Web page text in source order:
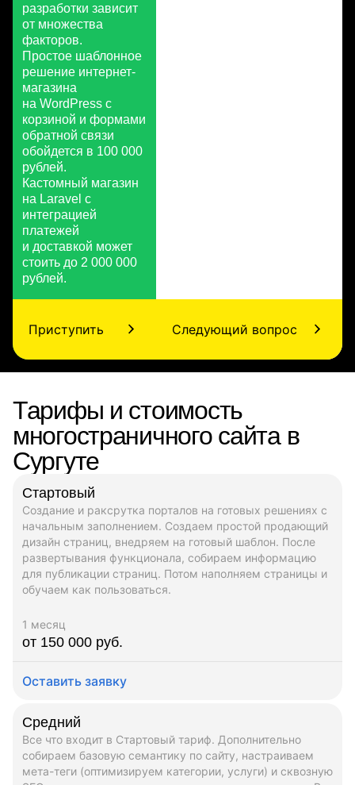
разработки зависит
от множества
факторов.
Простое шаблонное
решение интернет-
магазина
на WordPress с
корзиной и формами
обратной связи
обойдется в 100 000
рублей.
Кастомный магазин
на Laravel с
интеграцией
платежей
и доставкой может
стоить до 2 000 000
рублей.
Приступить Следующий вопрос
Тарифы и стоимость
многостраничного сайта в
Сургуте
Стартовый
Создание и раксрутка порталов на готовых решениях с
начальным заполнением. Создаем простой продающий
дизайн страниц, внедряем на готовый шаблон. После
развертывания функционала, собираем информацию
для публикации страниц. Потом наполняем страницы и
обучаем как пользоваться.
1 месяц
от 150 000 руб.
Оставить заявку
Средний
Все что входит в Стартовый тариф. Дополнительно
собираем базовую семантику по сайту, настраиваем
мета-теги (оптимизируем категории, услуги) и сквозную